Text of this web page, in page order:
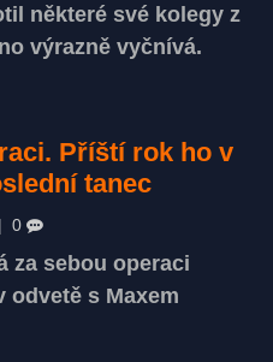
některé své kolegy z
výrazně vyčnívá.
Příští rok ho v
tanec
0
za sebou operaci
odvetě s Maxem